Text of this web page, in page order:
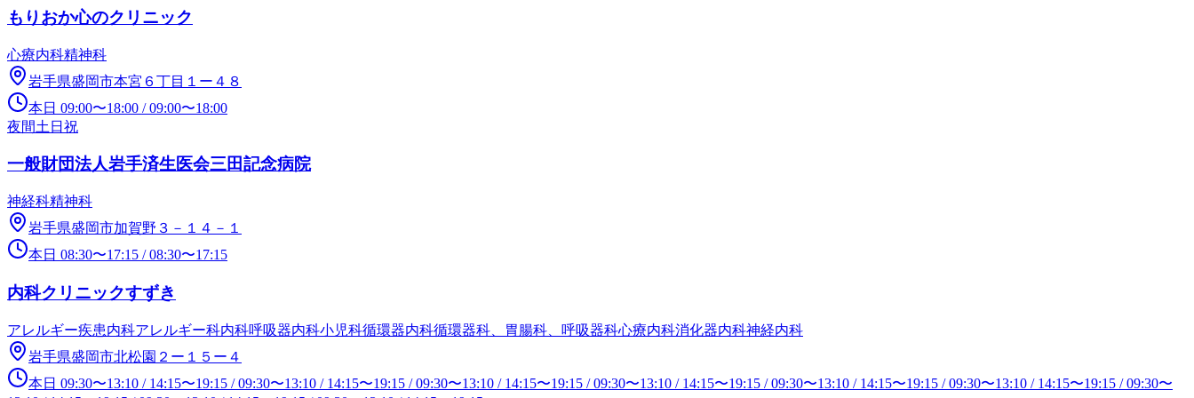
もりおか心のクリニック
心療内科精神科
岩手県盛岡市本宮６丁目１ー４８
本日 09:00〜18:00 /09:00〜18:00
夜間土日祝
一般財団法人岩手済生医会三田記念病院
神経科精神科
岩手県盛岡市加賀野３－１４－１
本日 08:30〜17:15 /08:30〜17:15
内科クリニックすずき
アレルギー疾患内科アレルギー科内科呼吸器内科小児科循環器内科循環器科、胃腸科、呼吸器科心療内科消化器内科神経内科
岩手県盛岡市北松園２ー１５ー４
本日 09:30〜13:10 / 14:15〜19:15 /09:30〜13:10 / 14:15〜19:15 /09:30〜13:10 / 14:15〜19:15 /09:30〜13:10 / 14:15〜19:15 /09:30〜13:10 / 14:15〜19:15 /09:30〜13:10 / 14:15〜19:15 /09:30〜